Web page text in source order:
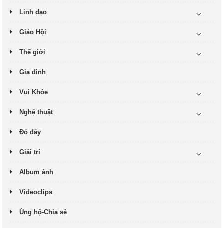
Linh đạo
Giáo Hội
Thế giới
Gia đình
Vui Khỏe
Nghệ thuật
Đó đây
Giải trí
Album ảnh
Videoclips
Ủng hộ-Chia sẻ